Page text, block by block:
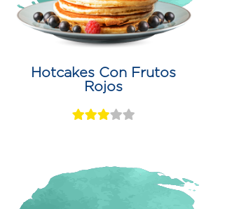
Hotcakes Con Frutos
Rojos